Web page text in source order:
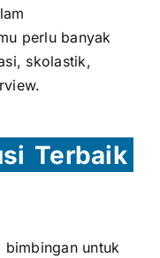
perlu banyak
skolastik,
Terbaik
bimbingan untuk